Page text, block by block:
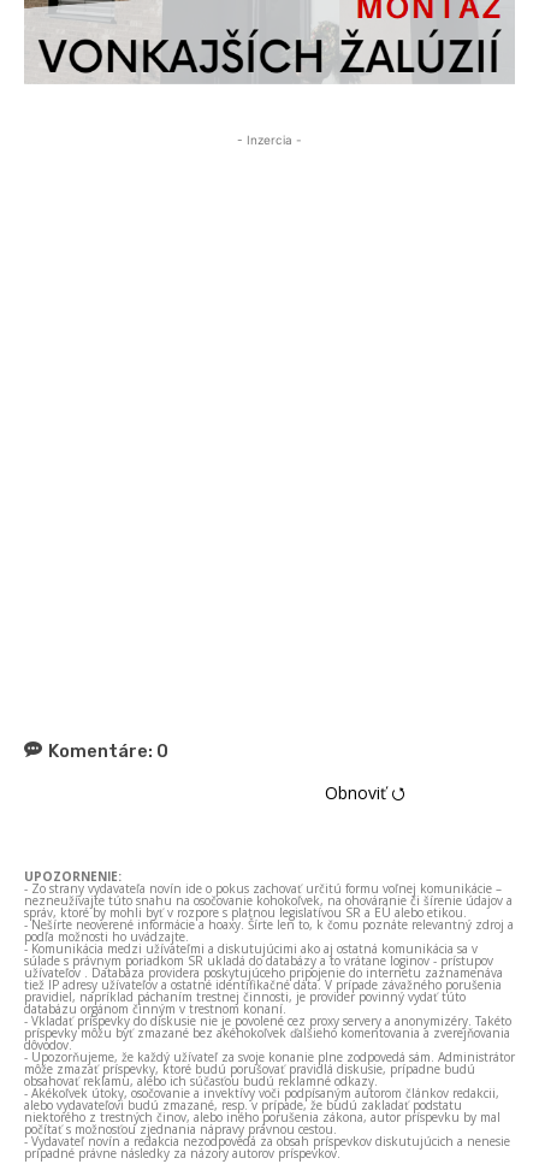
- Inzercia -
Komentáre: 0
Obnoviť ⭯
UPOZORNENIE:
- Zo strany vydavateľa novín ide o pokus zachovať určitú formu voľnej komunikácie –
nezneužívajte túto snahu na osočovanie kohokoľvek, na ohováranie či šírenie údajov a
správ, ktoré by mohli byť v rozpore s platnou legislatívou SR a EÚ alebo etikou.
- Nešírte neoverené informácie a hoaxy. Šírte len to, k čomu poznáte relevantný zdroj a
podľa možnosti ho uvádzajte.
- Komunikácia medzi užívateľmi a diskutujúcimi ako aj ostatná komunikácia sa v
súlade s právnym poriadkom SR ukladá do databázy a to vrátane loginov - prístupov
užívateľov . Databáza providera poskytujúceho pripojenie do internetu zaznamenáva
tiež IP adresy užívateľov a ostatné identifikačné dáta. V prípade závažného porušenia
pravidiel, napríklad páchaním trestnej činnosti, je provider povinný vydať túto
databázu orgánom činným v trestnom konaní.
- Vkladať príspevky do diskusie nie je povolené cez proxy servery a anonymizéry. Takéto
príspevky môžu byť zmazané bez akéhokoľvek ďalšieho komentovania a zverejňovania
dôvodov.
- Upozorňujeme, že každý užívateľ za svoje konanie plne zodpovedá sám. Administrátor
môže zmazať príspevky, ktoré budú porušovať pravidlá diskusie, prípadne budú
obsahovať reklamu, alebo ich súčasťou budú reklamné odkazy.
- Akékoľvek útoky, osočovanie a invektívy voči podpísaným autorom článkov redakcii,
alebo vydavateľovi budú zmazané, resp. v prípade, že budú zakladať podstatu
niektorého z trestných činov, alebo iného porušenia zákona, autor príspevku by mal
počítať s možnosťou zjednania nápravy právnou cestou.
- Vydavateľ novín a redakcia nezodpovedá za obsah príspevkov diskutujúcich a nenesie
prípadné právne následky za názory autorov príspevkov.